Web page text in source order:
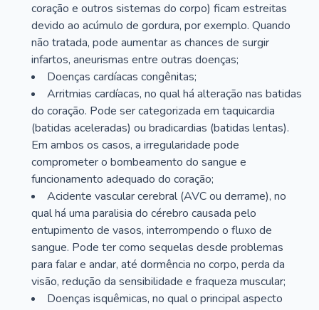
coração e outros sistemas do corpo) ficam estreitas
devido ao acúmulo de gordura, por exemplo. Quando
não tratada, pode aumentar as chances de surgir
infartos, aneurismas entre outras doenças;
Doenças cardíacas congênitas;
Arritmias cardíacas, no qual há alteração nas batidas
do coração. Pode ser categorizada em taquicardia
(batidas aceleradas) ou bradicardias (batidas lentas).
Em ambos os casos, a irregularidade pode
comprometer o bombeamento do sangue e
funcionamento adequado do coração;
Acidente vascular cerebral (AVC ou derrame), no
qual há uma paralisia do cérebro causada pelo
entupimento de vasos, interrompendo o fluxo de
sangue. Pode ter como sequelas desde problemas
para falar e andar, até dormência no corpo, perda da
visão, redução da sensibilidade e fraqueza muscular;
Doenças isquêmicas, no qual o principal aspecto